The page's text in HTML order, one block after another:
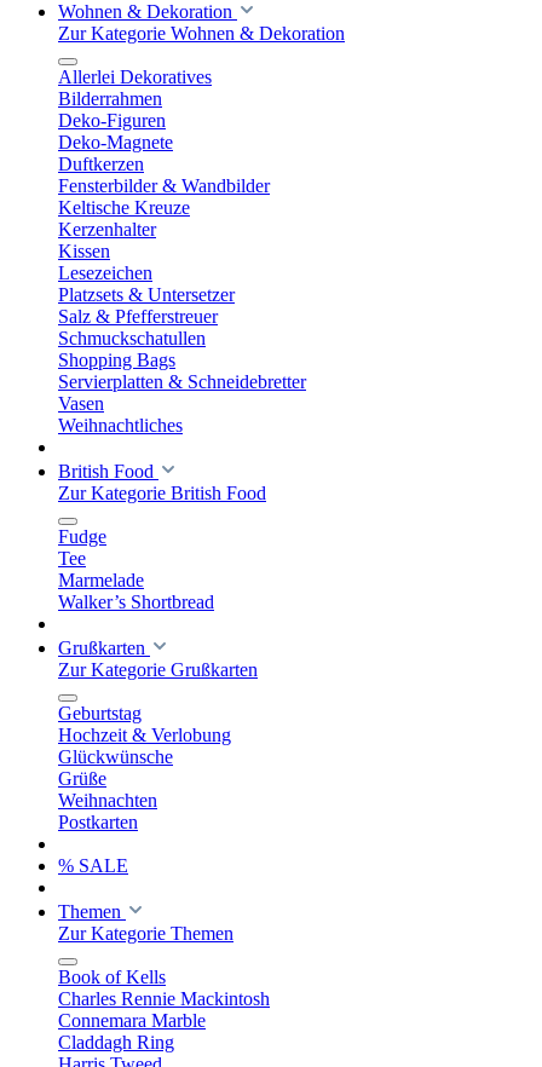
Wohnen & Dekoration
Zur Kategorie Wohnen & Dekoration
Allerlei Dekoratives
Bilderrahmen
Deko-Figuren
Deko-Magnete
Duftkerzen
Fensterbilder & Wandbilder
Keltische Kreuze
Kerzenhalter
Kissen
Lesezeichen
Platzsets & Untersetzer
Salz & Pfefferstreuer
Schmuckschatullen
Shopping Bags
Servierplatten & Schneidebretter
Vasen
Weihnachtliches
British Food
Zur Kategorie British Food
Fudge
Tee
Marmelade
Walker’s Shortbread
Grußkarten
Zur Kategorie Grußkarten
Geburtstag
Hochzeit & Verlobung
Glückwünsche
Grüße
Weihnachten
Postkarten
% SALE
Themen
Zur Kategorie Themen
Book of Kells
Charles Rennie Mackintosh
Connemara Marble
Claddagh Ring